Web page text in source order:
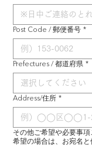
Post Code / 郵便番号 *
Prefectures / 都道府県 *
Address/住所 *
その他ご希望や必要事
希望の場合は、お宛名と